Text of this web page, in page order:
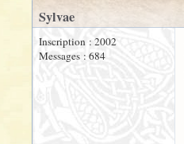
Sylvae
Inscription : 2002
Messages : 684